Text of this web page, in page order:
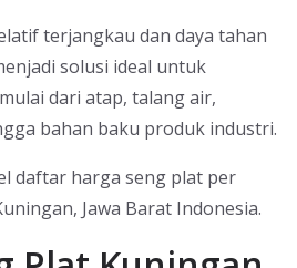
terjangkau dan daya tahan
solusi ideal untuk
dari atap, talang air,
bahan baku produk industri.
daftar harga seng plat per
Jawa Barat Indonesia.